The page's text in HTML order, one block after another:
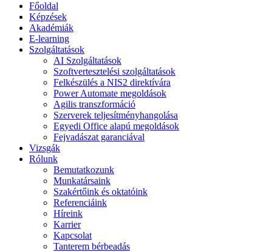
Főoldal
Képzések
Akadémiák
E-learning
Szolgáltatások
AI Szolgáltatások
Szoftvertesztelési szolgáltatások
Felkészülés a NIS2 direktívára
Power Automate megoldások
Agilis transzformáció
Szerverek teljesítményhangolása
Egyedi Office alapú megoldások
Fejvadászat garanciával
Vizsgák
Rólunk
Bemutatkozunk
Munkatársaink
Szakértőink és oktatóink
Referenciáink
Híreink
Karrier
Kapcsolat
Tanterem bérbeadás